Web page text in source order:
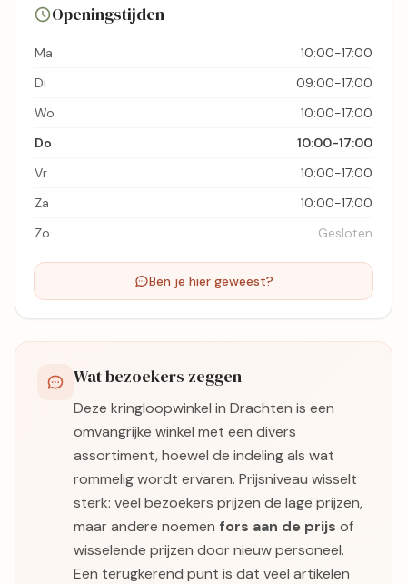
Bekijk kaart
Openingstijden
Ma
10:00-17:00
Di
09:00-17:00
Wo
10:00-17:00
Do
10:00-17:00
Vr
10:00-17:00
Za
10:00-17:00
Zo
Gesloten
Ben je hier geweest?
Wat bezoekers zeggen
Deze kringloopwinkel in Drachten is een
omvangrijke winkel met een divers
assortiment, hoewel de indeling als wat
rommelig wordt ervaren. Prijsniveau wisselt
sterk: veel bezoekers prijzen de lage prijzen,
maar andere noemen fors aan de prijs of
wisselende prijzen door nieuw personeel.
Een terugkerend punt is dat veel artikelen